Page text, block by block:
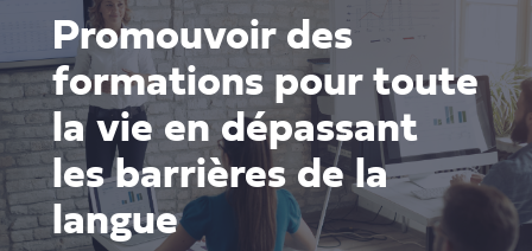
Promouvoir des
formations pour toute
la vie en dépassant
les barrières de la
langue